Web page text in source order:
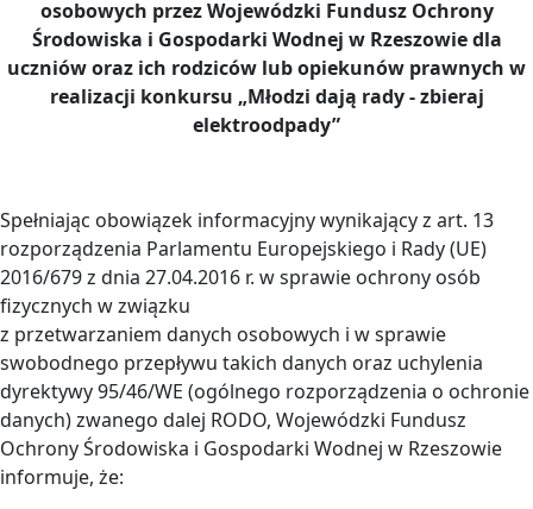
osobowych przez Wojewódzki Fundusz Ochrony
Środowiska i Gospodarki Wodnej w Rzeszowie dla
uczniów oraz ich rodziców lub opiekunów prawnych w
realizacji konkursu „Młodzi dają rady - zbieraj
elektroodpady”
Spełniając obowiązek informacyjny wynikający z art. 13
rozporządzenia Parlamentu Europejskiego i Rady (UE)
2016/679 z dnia 27.04.2016 r. w sprawie ochrony osób
fizycznych w związku
z przetwarzaniem danych osobowych i w sprawie
swobodnego przepływu takich danych oraz uchylenia
dyrektywy 95/46/WE (ogólnego rozporządzenia o ochronie
danych) zwanego dalej RODO, Wojewódzki Fundusz
Ochrony Środowiska i Gospodarki Wodnej w Rzeszowie
informuje, że: